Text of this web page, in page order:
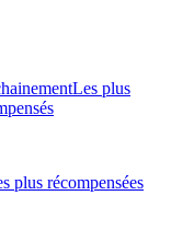
Les plus
plus récompensées